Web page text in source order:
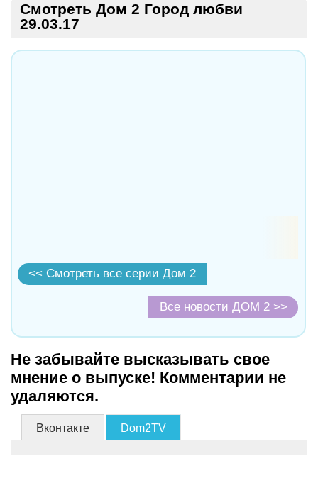
Смотреть Дом 2 Город любви
29.03.17
<< Смотреть все серии Дом 2
Все новости ДОМ 2 >>
Не забывайте высказывать свое
мнение о выпуске! Комментарии не
удаляются.
Вконтакте Dom2TV